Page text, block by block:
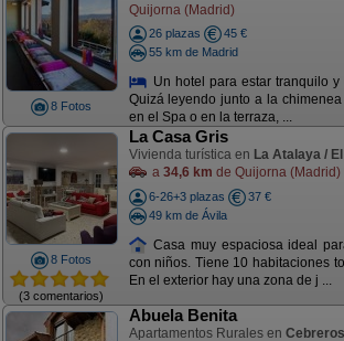
8 Fotos
Quijorna (Madrid)
26 plazas
45 €
55 km de Madrid
Un hotel para estar tranquilo y
Quizá leyendo junto a la
en el Spa o en la terraza, ...
8 Fotos
(3 comentarios)
La Casa Gris
Vivienda turística en La Atalaya /
a 34,6 km de Quijorna (Madrid)
6-26+3 plazas
37 €
49 km de Ávila
Casa muy espaciosa ideal
con niños. Tiene 10 habitaciones
En el exterior hay una zona de j ...
Abuela Benita
Apartamentos Rurales en Cebreros